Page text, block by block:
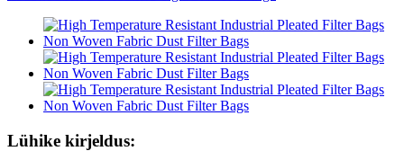
Lühike kirjeldus: